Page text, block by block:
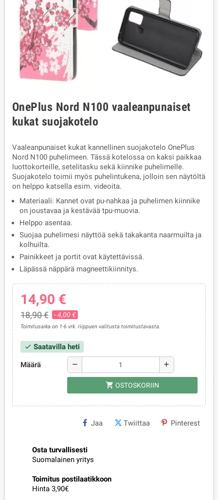
OnePlus Nord N100 vaaleanpunaiset
kukat suojakotelo
Vaaleanpunaiset kukat kannellinen suojakotelo OnePlus
Nord N100 puhelimeen. Tässä kotelossa on kaksi paikkaa
luottokorteille, setelitasku sekä kiinnike puhelimelle.
Suojakotelo toimii myös puhelintukena, jolloin sen näytöltä
on helppo katsella esim. videoita.
Materiaali: Kannet ovat pu-nahkaa ja puhelimen kiinnike
on joustavaa ja kestävää tpu-muovia.
Helppo asentaa.
Suojaa puhelimesi näyttöä sekä takakanta naarmuilta ja
kolhuilta.
Painikkeet ja portit ovat käytettävissä.
Läpässä näppärä magneettikiinnitys.
14,90 €
18,90 € - 4,00 €
Toimitusaika on 1-6 vrk. riippuen valitusta toimitustavasta.
check Saatavilla heti
Määrä remove add
shopping_cart OSTOSKORIIN
Jaa Twiittaa Pinterest
Osta turvallisesti
Suomalainen yritys
Toimitus postilaatikkoon
Hinta 3,90€